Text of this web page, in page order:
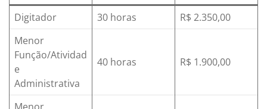
Digitador
30 horas
R$ 2.350,00
Menor
Função/Atividad
e
Administrativa
40 horas R$ 1.900,00